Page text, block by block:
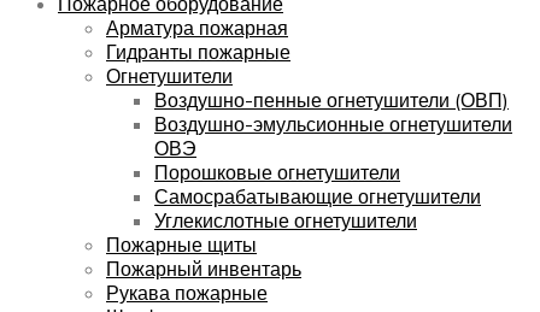
Арматура пожарная
Гидранты пожарные
Огнетушители
Воздушно-пенные огнетушители (ОВП)
Воздушно-эмульсионные огнетушители
ОВЭ
Порошковые огнетушители
Самосрабатывающие огнетушители
Углекислотные огнетушители
Пожарные щиты
Пожарный инвентарь
Рукава пожарные